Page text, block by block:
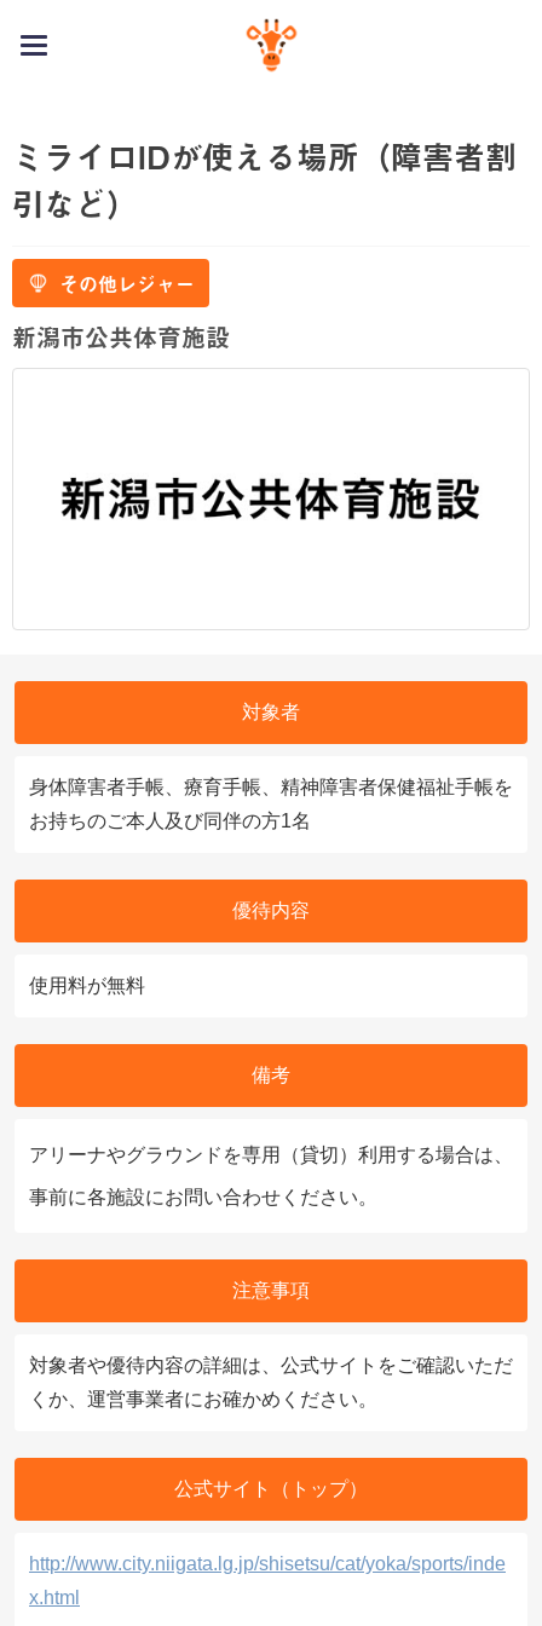
toggle
ミライロIDが使える場所（障害者割
引など）
その他レジャー
新潟市公共体育施設
対象者
身体障害者手帳、療育手帳、精神障害者保健福祉手帳を
お持ちのご本人及び同伴の方1名
優待内容
使用料が無料
備考
アリーナやグラウンドを専用（貸切）利用する場合は、
事前に各施設にお問い合わせください。
注意事項
対象者や優待内容の詳細は、公式サイトをご確認いただ
くか、運営事業者にお確かめください。
公式サイト（トップ）
http://www.city.niigata.lg.jp/shisetsu/cat/yoka/sports/inde
x.html